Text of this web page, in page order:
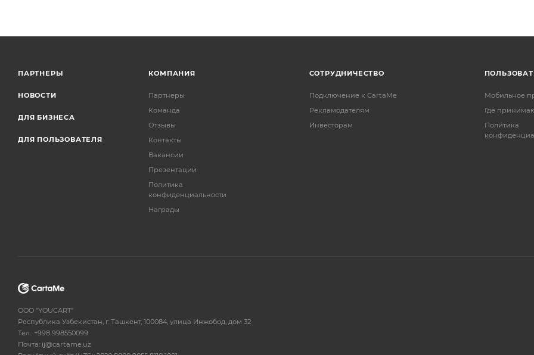
ПАРТНЕРЫ
НОВОСТИ
ДЛЯ БИЗНЕСА
ДЛЯ ПОЛЬЗОВАТЕЛЯ
КОМПАНИЯ
Партнеры
Команда
Отзывы
Контакты
Вакансии
Презентации
Политика
конфиденциальности
Награды
СОТРУДНИЧЕСТВО
Подключение к CartaMe
Рекламодателям
Инвесторам
Мобильное
Где
Политика
OOO "YOUCART"
Республика Узбекистан, г. Ташкент, 100084, улица Инжобод, дом 32
Тел.: +998 998550099
Почта: ij@cartame.uz